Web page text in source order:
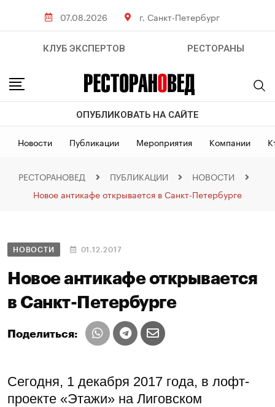
07.08.2026 г. Санкт-Петербург
КЛУБ ЭКСПЕРТОВ РЕСТОРАНЫ
ОПУБЛИКОВАТЬ НА САЙТЕ
Новости Публикации Мероприятия Компании
РЕСТОРАНОВЕД ПУБЛИКАЦИИ
НОВОСТИ
Новое антикафе открывается в Санкт-Петербурге
НОВОСТИ 01.12.2017
Новое антикафе открывается
в Санкт-Петербурге
Поделиться:
Сегодня, 1 декабря 2017 года, в лофт-
проекте «Этажи» на Лиговском